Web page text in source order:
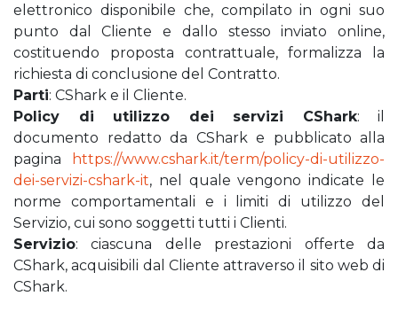
elettronico disponibile che, compilato in ogni suo
punto dal Cliente e dallo stesso inviato online,
costituendo proposta contrattuale, formalizza la
richiesta di conclusione del Contratto.
Parti: CShark e il Cliente.
Policy di utilizzo dei servizi CShark: il
documento redatto da CShark e pubblicato alla
pagina
https://www.cshark.it/term/policy-di-utilizzo-
dei-servizi-cshark-it, nel quale vengono indicate le
norme comportamentali e i limiti di utilizzo del
Servizio, cui sono soggetti tutti i Clienti.
Servizio: ciascuna delle prestazioni offerte da
CShark, acquisibili dal Cliente attraverso il sito web di
CShark.